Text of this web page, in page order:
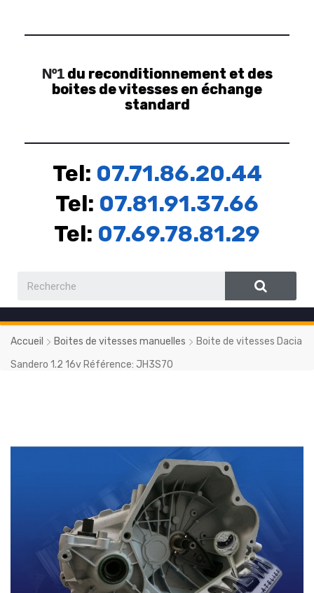
Nº1du reconditionnement et des
boites de vitesses en échange
standard
Tel: 07.71.86.20.44
Tel: 07.81.91.37.66
Tel: 07.69.78.81.29
Accueil Boites de vitesses manuelles
Boite de vitesses Dacia
Sandero 1.2 16v Référence: JH3S70